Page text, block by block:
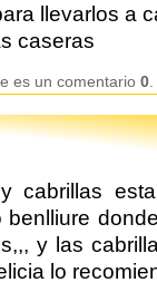
llevarlos a
caseras
es un comentario 0
cabrillas
y las
lo